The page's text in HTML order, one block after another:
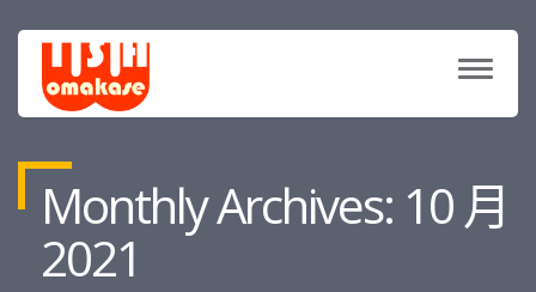
Monthly Archives: 10 月
2021